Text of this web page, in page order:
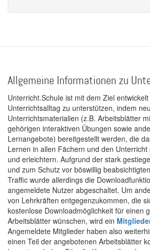
Allgemeine Informationen zu
Unterricht.Schule ist mit dem Ziel
Unterrichtsalltag zu unterstützen, indem
Unterrichtsmaterialien (z.B. Arbeitsblätter
gehörigen interaktiven Übungen sowie
Lernangebote) bereitgestellt werden, die
Lernen in allen Fächern und den
und erleichtern. Aufgrund der stark
und zum Schutz vor böswillig
Traffic wurde allerdings die
angemeldete Nutzer abgeschaltet. Um
von Lehrkräften entgegenzukommen, die
kostenlose Downloadmöglichkeit für einen
Arbeitsblätter wünschen, wird ein
Angemeldete Mitglieder haben also
einen Teil der angebotenen Arbeitsblätter